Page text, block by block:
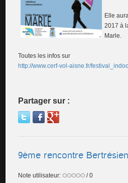
Elle
2017 à
Marle.
Toutes les infos sur
http://www.cerf-vol-aisne.fr/
Partager sur :
9ème rencontre
Note utilisateur: / 0